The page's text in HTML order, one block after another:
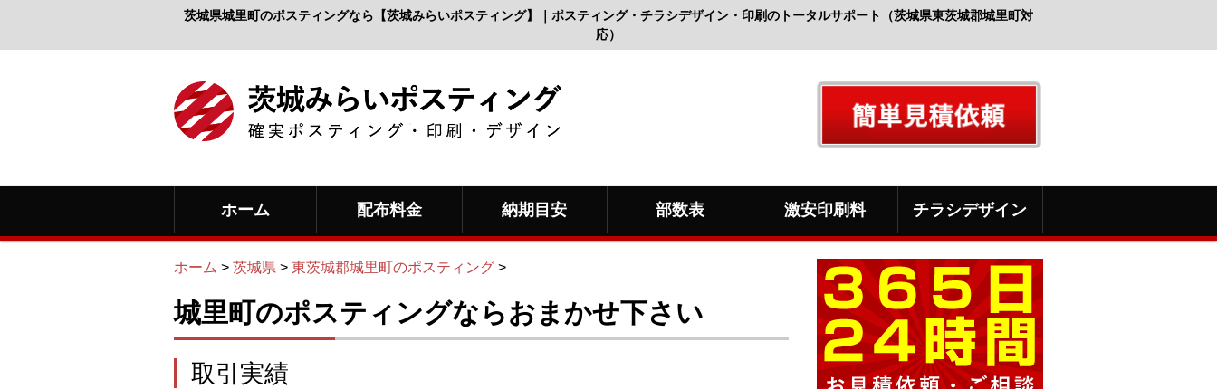
茨城県城里町のポスティングなら【茨城みらいポスティング】｜ポスティング・チラシデザイン・印刷のトータルサポート（茨城県東茨城郡城里町対
応）
ホーム 配布料金 納期目安 部数表 激安印刷料 チラシデザイン
ホーム > 茨城県 > 東茨城郡城里町のポスティング >
城里町のポスティングならおまかせ下さい
取引実績